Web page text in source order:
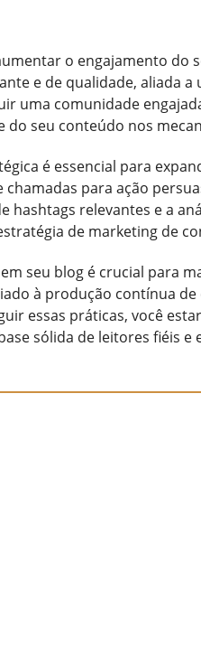
o engajamento do
e de qualidade, aliada
uma comunidade
do seu conteúdo nos
é essencial para
para ação
hashtags relevantes e a
de marketing de
seu blog é crucial para
à produção contínua
essas práticas, você
sólida de leitores fiéis e